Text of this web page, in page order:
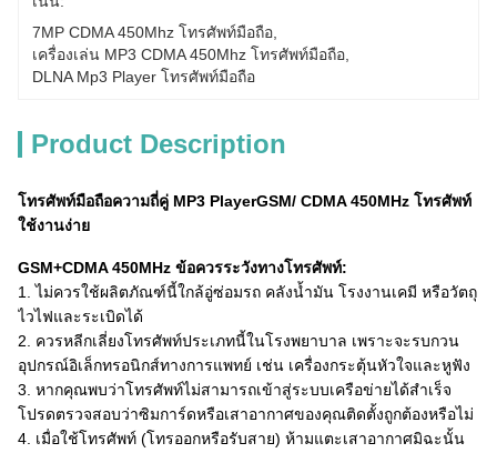
7MP CDMA 450Mhz โทรศัพท์มือถือ
เครื่องเล่น MP3 CDMA 450Mhz โทรศัพท์มือถือ
DLNA Mp3 Player โทรศัพท์มือถือ
Product Description
โทรศัพท์มือถือความถี่คู่ MP3 PlayerGSM/ CDMA 450MHz โทรศัพท์
ใช้งานง่าย
GSM+CDMA 450MHz ข้อควรระวังทางโทรศัพท์:
1. ไม่ควรใช้ผลิตภัณฑ์นี้ใกล้อู่ซ่อมรถ คลังน้ำมัน โรงงานเคมี หรือวัตถุ
ไวไฟและระเบิดได้
2. ควรหลีกเลี่ยงโทรศัพท์ประเภทนี้ในโรงพยาบาล เพราะจะรบกวน
อุปกรณ์อิเล็กทรอนิกส์ทางการแพทย์ เช่น เครื่องกระตุ้นหัวใจและหูฟัง
3. หากคุณพบว่าโทรศัพท์ไม่สามารถเข้าสู่ระบบเครือข่ายได้สำเร็จ
โปรดตรวจสอบว่าซิมการ์ดหรือเสาอากาศของคุณติดตั้งถูกต้องหรือไม่
4. เมื่อใช้โทรศัพท์ (โทรออกหรือรับสาย) ห้ามแตะเสาอากาศมิฉะนั้น